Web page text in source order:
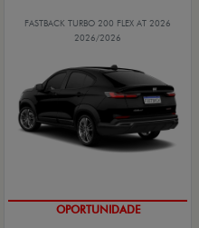
FASTBACK TURBO 200 FLEX AT 2026
2026/2026
OPORTUNIDADE